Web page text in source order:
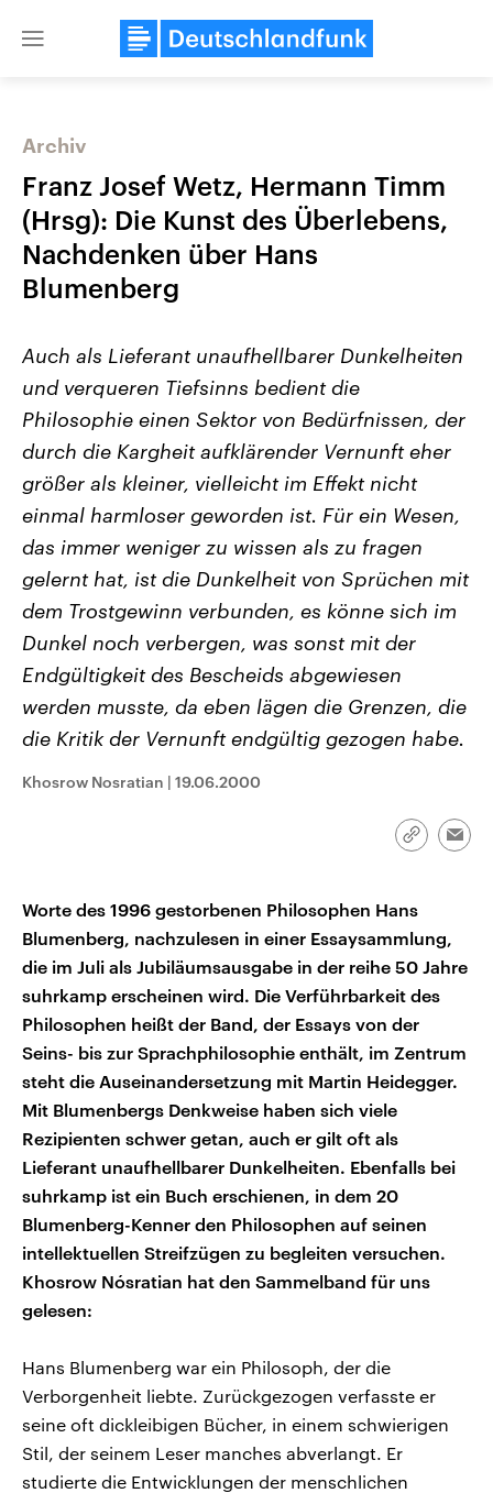
Close
Landtagswahl Sachsen-Anhalt
Alle Informationen
Sachsen-Anhalt wählt am 6.
September 2026 einen neuen
Landtag. Seit 2021 wird das
Bundesland von einer Koalition aus
CDU, SPD und FDP regiert.-
Umfragen, Prognosen,
Wahlprogramme, aktuelle Berichte
und Hintergründe zu den Parteien
und Kandidaten der anstehenden
Wahl.
USA
Hintergründe
gehören die Vereinigten
den mächtigsten Ländern
mit großem Einfluss auf
aktuelle Weltgeschehen.
Sendungen Programm Podcasts
Audio-Archiv
Archiv
Franz Josef Wetz, Hermann Timm
(Hrsg): Die Kunst des Überlebens,
Nachdenken über Hans
Blumenberg
Auch als Lieferant unaufhellbarer Dunkelheiten
und verqueren Tiefsinns bedient die
Philosophie einen Sektor von Bedürfnissen, der
durch die Kargheit aufklärender Vernunft eher
größer als kleiner, vielleicht im Effekt nicht
einmal harmloser geworden ist. Für ein Wesen,
das immer weniger zu wissen als zu fragen
gelernt hat, ist die Dunkelheit von Sprüchen mit
dem Trostgewinn verbunden, es könne sich im
Dunkel noch verbergen, was sonst mit der
Endgültigkeit des Bescheids abgewiesen
werden musste, da eben lägen die Grenzen, die
die Kritik der Vernunft endgültig gezogen habe.
Khosrow Nosratian | 19.06.2000
Link
Worte des 1996 gestorbenen Philosophen Hans
Blumenberg, nachzulesen in einer Essaysammlung,
die im Juli als Jubiläumsausgabe in der reihe 50 Jahre
suhrkamp erscheinen wird. Die Verführbarkeit des
Philosophen heißt der Band, der Essays von der
Seins- bis zur Sprachphilosophie enthält, im Zentrum
steht die Auseinandersetzung mit Martin Heidegger.
Mit Blumenbergs Denkweise haben sich viele
Rezipienten schwer getan, auch er gilt oft als
Lieferant unaufhellbarer Dunkelheiten. Ebenfalls bei
suhrkamp ist ein Buch erschienen, in dem 20
Blumenberg-Kenner den Philosophen auf seinen
intellektuellen Streifzügen zu begleiten versuchen.
Khosrow Nósratian hat den Sammelband für uns
gelesen:
Hans Blumenberg war ein Philosoph, der die
Verborgenheit liebte. Zurückgezogen verfasste er
seine oft dickleibigen Bücher, in einem schwierigen
Stil, der seinem Leser manches abverlangt. Er
studierte die Entwicklungen der menschlichen